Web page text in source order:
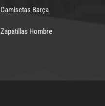
Camisetas Barça
Zapatillas Hombre